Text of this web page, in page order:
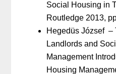
Social Housing in
Routledge 2013,
Hegedüs József –
Landlords and
Management
Housing